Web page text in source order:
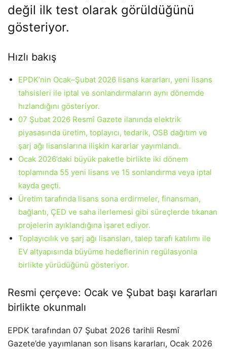
değil ilk test olarak görüldüğünü
gösteriyor.
Hızlı bakış
EPDK’nin Ocak–Şubat 2026 lisans kararları, yeni lisans
tahsisleri ile iptal ve sonlandırmaların aynı dönemde
hızlandığını gösteriyor.
07 Şubat 2026 Resmî Gazete ilanında elektrik
piyasasında üretim, toplayıcı, tedarik, OSB dağıtım ve
şarj ağı lisanslarına ilişkin kararlar yayımlandı.
Ocak 2026’daki büyük paketle birlikte iki dönem
toplamında 55 yeni lisans ve 15 sonlandırma veya iptal
kayda geçti.
Üretim tarafında lisans sona erdirmeler, finansman,
bağlantı, ÇED ve saha ilerlemesi gibi süreçlerde tıkanan
projelerin ayıklandığına işaret ediyor.
Toplayıcılık ve şarj ağı lisansları, talep tarafı katılımı ile
EV altyapısında büyüme hedeflerinin regülasyonla
birlikte yürüdüğünü gösteriyor.
Resmi çerçeve: Ocak ve Şubat başı kararları
birlikte okunmalı
EPDK tarafından 07 Şubat 2026 tarihli Resmî
Gazete’de yayımlanan son lisans kararları, Ocak 2026